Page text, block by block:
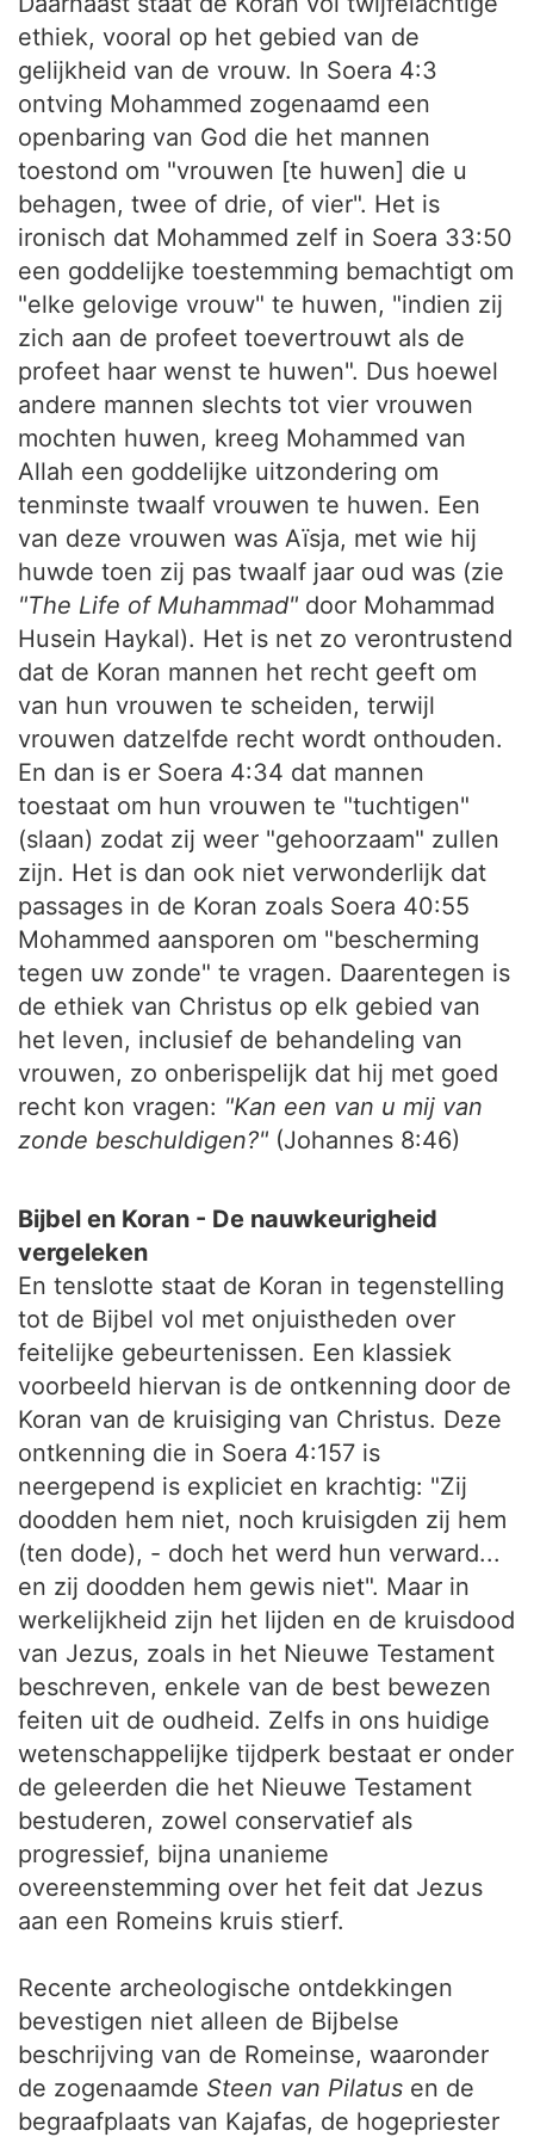
ethiek, vooral op het gebied van de
gelijkheid van de vrouw. In Soera 4:3
ontving Mohammed zogenaamd een
openbaring van God die het mannen
toestond om "vrouwen [te huwen] die u
behagen, twee of drie, of vier". Het is
ironisch dat Mohammed zelf in Soera 33:50
een goddelijke toestemming bemachtigt om
"elke gelovige vrouw" te huwen, "indien zij
zich aan de profeet toevertrouwt als de
profeet haar wenst te huwen". Dus hoewel
andere mannen slechts tot vier vrouwen
mochten huwen, kreeg Mohammed van
Allah een goddelijke uitzondering om
tenminste twaalf vrouwen te huwen. Een
van deze vrouwen was Aïsja, met wie hij
huwde toen zij pas twaalf jaar oud was (zie
"The Life of Muhammad" door Mohammad
Husein Haykal). Het is net zo verontrustend
dat de Koran mannen het recht geeft om
van hun vrouwen te scheiden, terwijl
vrouwen datzelfde recht wordt onthouden.
En dan is er Soera 4:34 dat mannen
toestaat om hun vrouwen te "tuchtigen"
(slaan) zodat zij weer "gehoorzaam" zullen
zijn. Het is dan ook niet verwonderlijk dat
passages in de Koran zoals Soera 40:55
Mohammed aansporen om "bescherming
tegen uw zonde" te vragen. Daarentegen is
de ethiek van Christus op elk gebied van
het leven, inclusief de behandeling van
vrouwen, zo onberispelijk dat hij met goed
recht kon vragen: "Kan een van u mij van
zonde beschuldigen?" (Johannes 8:46)
Bijbel en Koran - De nauwkeurigheid
vergeleken
En tenslotte staat de Koran in tegenstelling
tot de Bijbel vol met onjuistheden over
feitelijke gebeurtenissen. Een klassiek
voorbeeld hiervan is de ontkenning door de
Koran van de kruisiging van Christus. Deze
ontkenning die in Soera 4:157 is
neergepend is expliciet en krachtig: "Zij
doodden hem niet, noch kruisigden zij hem
(ten dode), - doch het werd hun verward...
en zij doodden hem gewis niet". Maar in
werkelijkheid zijn het lijden en de kruisdood
van Jezus, zoals in het Nieuwe Testament
beschreven, enkele van de best bewezen
feiten uit de oudheid. Zelfs in ons huidige
wetenschappelijke tijdperk bestaat er onder
de geleerden die het Nieuwe Testament
bestuderen, zowel conservatief als
progressief, bijna unanieme
overeenstemming over het feit dat Jezus
aan een Romeins kruis stierf.
Recente archeologische ontdekkingen
bevestigen niet alleen de Bijbelse
beschrijving van de Romeinse, waaronder
de zogenaamde Steen van Pilatus en de
begraafplaats van Kajafas, de hogepriester